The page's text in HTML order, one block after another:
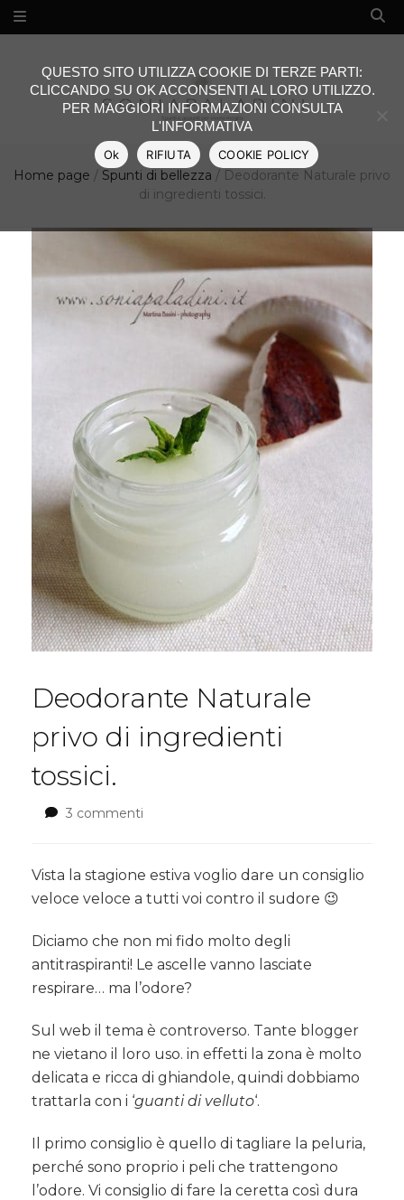
Home page / Spunti di bellezza / Deodorante Naturale privo
di ingredienti tossici.
Deodorante Naturale
privo di ingredienti
tossici.
3 commenti
privo
ingredienti
Vista la stagione estiva voglio dare un consiglio
veloce veloce a tutti voi contro il sudore 😉
Diciamo che non mi fido molto degli
antitraspiranti! Le ascelle vanno lasciate
respirare… ma l’odore?
Sul web il tema è controverso. Tante blogger
ne vietano il loro uso. in effetti la zona è molto
delicata e ricca di ghiandole, quindi dobbiamo
trattarla con i ‘guanti di velluto‘.
Il primo consiglio è quello di tagliare la peluria,
perché sono proprio i peli che trattengono
l’odore. Vi consiglio di fare la ceretta così dura
QUESTO SITO UTILIZZA COOKIE DI TERZE PARTI:
CLICCANDO SU OK ACCONSENTI AL LORO UTILIZZO.
PER MAGGIORI INFORMAZIONI CONSULTA
L'INFORMATIVA
Ok RIFIUTA COOKIE POLICY